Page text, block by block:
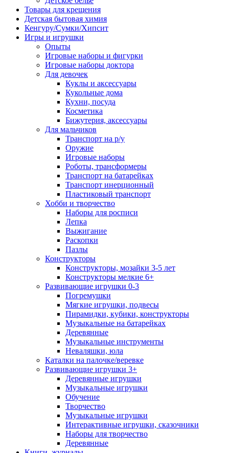
Товары для крещения
Детская бытовая химия
Кенгуру/Сумки/Хипсит
Игры и игрушки
Опыты
Игровые наборы и фигурки
Игровые наборы доктора
Для девочек
Куклы и аксессуары
Кукольные дома
Кухни, посуда
Косметика
Бижутерия, аксессуары
Для мальчиков
Транспорт на р/у
Оружие
Игровые наборы
Роботы, трансформеры
Транспорт на батарейках
Транспорт инерционный
Пластиковый транспорт
Хобби и творчество
Наборы для росписи
Лепка
Выжигание
Раскопки
Пазлы
Конструкторы
Конструкторы, мозайки 3-5 лет
Конструкторы мелкие 6+
Развивающие игрушки 0-3
Погремушки
Мягкие игрушки, подвесы
Пирамидки, кубики, конструкторы
Музыкальные на батарейках
Деревянные
Музыкальные инструменты
Неваляшки, юла
Каталки на палочке/веревке
Развивающие игрушки 3+
Деревянные игрушки
Музыкальные игрушки
Обучение
Творчество
Музыкальные игрушки
Интерактивные игрушки, сказочники
Наборы для творчество
Деревянные